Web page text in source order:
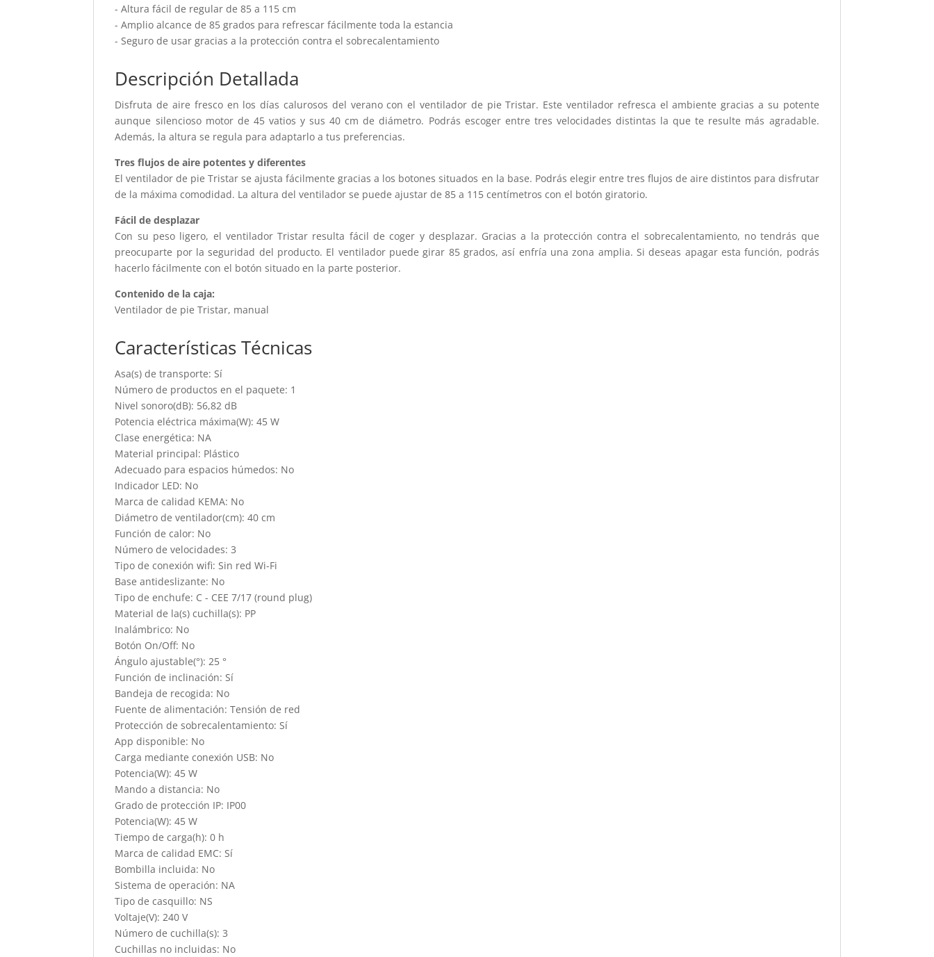
- Altura fácil de regular de 85 a 115 cm
- Amplio alcance de 85 grados para refrescar fácilmente toda la estancia
- Seguro de usar gracias a la protección contra el sobrecalentamiento
Descripción Detallada
Disfruta de aire fresco en los días calurosos del verano con el ventilador de pie Tristar. Este ventilador refresca el ambiente gracias a su potente
aunque silencioso motor de 45 vatios y sus 40 cm de diámetro. Podrás escoger entre tres velocidades distintas la que te resulte más agradable.
Además, la altura se regula para adaptarlo a tus preferencias.
Tres flujos de aire potentes y diferentes
El ventilador de pie Tristar se ajusta fácilmente gracias a los botones situados en la base. Podrás elegir entre tres flujos de aire distintos para disfrutar
de la máxima comodidad. La altura del ventilador se puede ajustar de 85 a 115 centímetros con el botón giratorio.
Fácil de desplazar
Con su peso ligero, el ventilador Tristar resulta fácil de coger y desplazar. Gracias a la protección contra el sobrecalentamiento, no tendrás que
preocuparte por la seguridad del producto. El ventilador puede girar 85 grados, así enfría una zona amplia. Si deseas apagar esta función, podrás
hacerlo fácilmente con el botón situado en la parte posterior.
Contenido de la caja:
Ventilador de pie Tristar, manual
Características Técnicas
Asa(s) de transporte: Sí
Número de productos en el paquete: 1
Nivel sonoro(dB): 56,82 dB
Potencia eléctrica máxima(W): 45 W
Clase energética: NA
Material principal: Plástico
Adecuado para espacios húmedos: No
Indicador LED: No
Marca de calidad KEMA: No
Diámetro de ventilador(cm): 40 cm
Función de calor: No
Número de velocidades: 3
Tipo de conexión wifi: Sin red Wi-Fi
Base antideslizante: No
Tipo de enchufe: C - CEE 7/17 (round plug)
Material de la(s) cuchilla(s): PP
Inalámbrico: No
Botón On/Off: No
Ángulo ajustable(°): 25 °
Función de inclinación: Sí
Bandeja de recogida: No
Fuente de alimentación: Tensión de red
Protección de sobrecalentamiento: Sí
App disponible: No
Carga mediante conexión USB: No
Potencia(W): 45 W
Mando a distancia: No
Grado de protección IP: IP00
Potencia(W): 45 W
Tiempo de carga(h): 0 h
Marca de calidad EMC: Sí
Bombilla incluida: No
Sistema de operación: NA
Tipo de casquillo: NS
Voltaje(V): 240 V
Número de cuchilla(s): 3
Cuchillas no incluidas: No